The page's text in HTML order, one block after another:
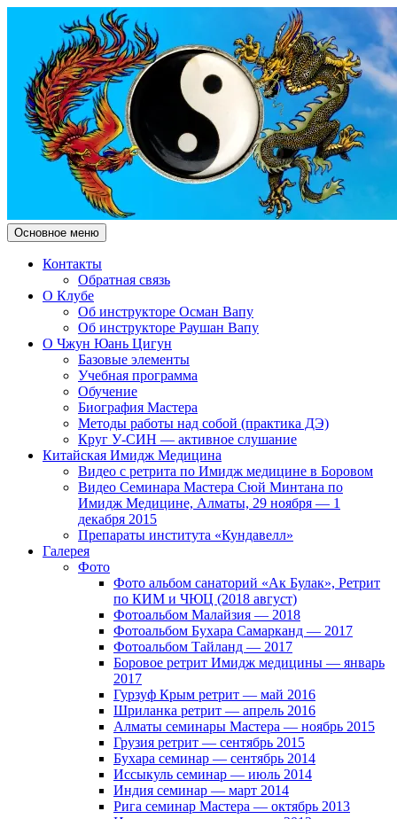
Чжун Юань Цигун Клуб
"Здесь и Сейчас"
Поиск
Основное меню Перейти
к
Контакты
Обратная связь
О Клубе
Об инструкторе Осман Вапу
Об инструкторе Раушан Вапу
О Чжун Юань Цигун
Базовые элементы
Учебная программа
Обучение
Биография Мастера
Методы работы над собой (практика ДЭ)
Круг У-СИН — активное слушание
Китайская Имидж Медицина
Видео с ретрита по Имидж медицине в Боровом
Видео Семинара Мастера Сюй Минтана по
Имидж Медицине, Алматы, 29 ноября — 1
декабря 2015
Препараты института «Кундавелл»
Галерея
Фото
Фото альбом санаторий «Ак Булак», Ретрит
по КИМ и ЧЮЦ (2018 август)
Фотоальбом Малайзия — 2018
Фотоальбом Бухара Самарканд — 2017
Фотоальбом Тайланд — 2017
Боровое ретрит Имидж медицины — январь
2017
Гурзуф Крым ретрит — май 2016
Шриланка ретрит — апрель 2016
Алматы семинары Мастера — ноябрь 2015
Грузия ретрит — сентябрь 2015
Бухара семинар — сентябрь 2014
Иссыкуль семинар — июль 2014
Индия семинар — март 2014
Рига семинар Мастера — октябрь 2013